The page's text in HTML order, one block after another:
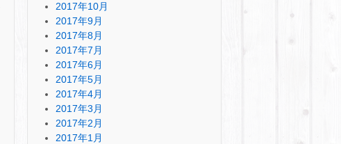
2017年10月
2017年9月
2017年8月
2017年7月
2017年6月
2017年5月
2017年4月
2017年3月
2017年2月
2017年1月